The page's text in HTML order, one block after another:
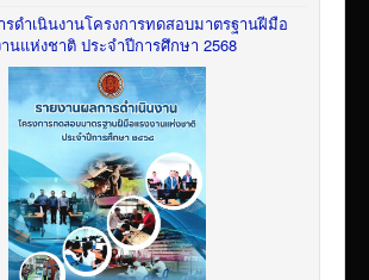
รดำเนินงานโครงการทดสอบมาตรฐานฝีมือ
านแห่งชาติ ประจำปีการศึกษา 2568